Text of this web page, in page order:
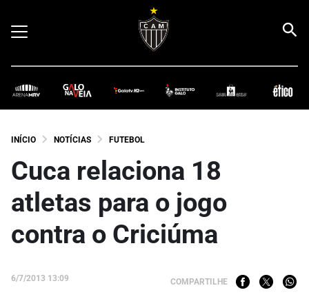
INÍCIO NOTÍCIAS FUTEBOL
Cuca relaciona 18
atletas para o jogo
contra o Criciúma
6/7/2013 13:09 COMPARTILHE